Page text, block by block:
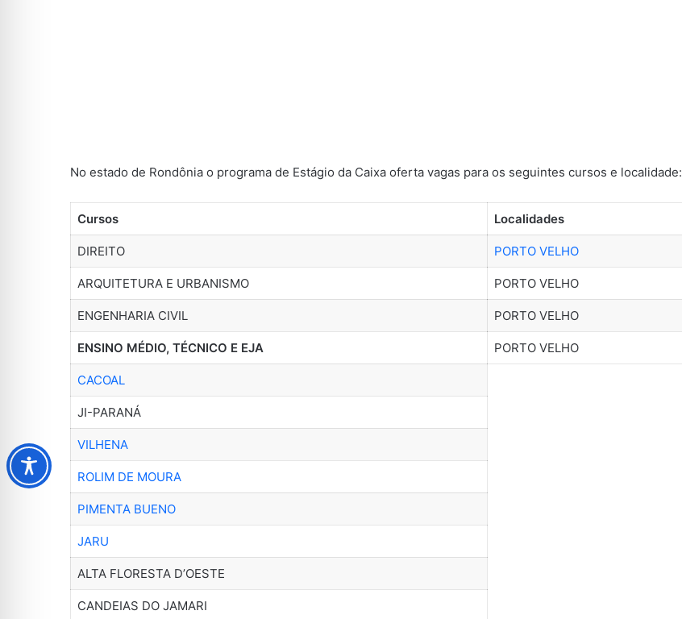
No estado de Rondônia o programa de Estágio da Caixa oferta vagas para os seguintes cursos e localidade:
Cursos Localidades
DIREITO PORTO VELHO
ARQUITETURA E URBANISMO PORTO VELHO
ENGENHARIA CIVIL PORTO VELHO
ENSINO MÉDIO, TÉCNICO E EJA PORTO VELHO
CACOAL
JI-PARANÁ
VILHENA
ROLIM DE MOURA
PIMENTA BUENO
JARU
ALTA FLORESTA D’OESTE
CANDEIAS DO JAMARI